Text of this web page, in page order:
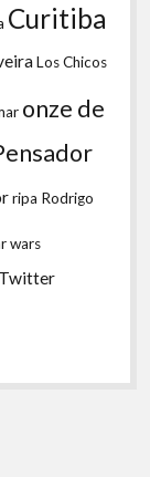
Curitiba
Los Chicos
onze de
ripa Rodrigo
wars
Twitter